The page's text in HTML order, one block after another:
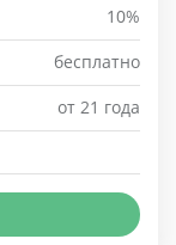
10%
бесплатно
от 21 года